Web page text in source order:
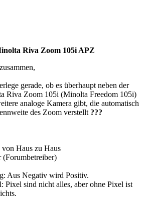
Riva Zoom 105i APZ
gerade, ob es überhaupt neben der
Riva Zoom 105i (Minolta Freedom 105i)
analoge Kamera gibt, die automatisch
des Zoom verstellt ???
von Haus zu Haus
(Forumbetreiber)
Aus Negativ wird Positiv.
Pixel sind nicht alles, aber ohne Pixel ist